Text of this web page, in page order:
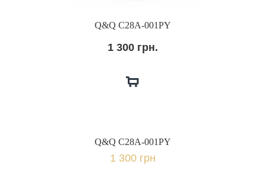
Q&Q C28A-001PY
1 300 грн.
Q&Q C28A-001PY
1 300 грн